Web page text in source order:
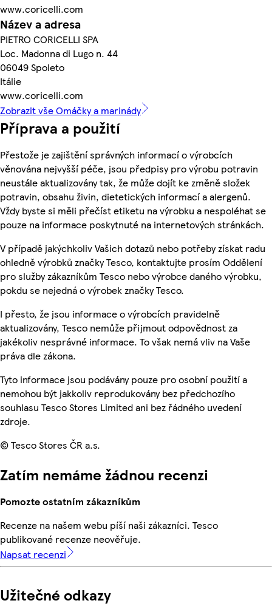
www.coricelli.com
Název a adresa
PIETRO CORICELLI SPA
Loc. Madonna di Lugo n. 44
06049 Spoleto
Itálie
www.coricelli.com
Zobrazit vše Omáčky a marinády
Příprava a použití
Přestože je zajištění správných informací o výrobcích
věnována nejvyšší péče, jsou předpisy pro výrobu potravin
neustále aktualizovány tak, že může dojít ke změně složek
potravin, obsahu živin, dietetických informací a alergenů.
Vždy byste si měli přečíst etiketu na výrobku a nespoléhat se
pouze na informace poskytnuté na internetových stránkách.
V případě jakýchkoliv Vašich dotazů nebo potřeby získat radu
ohledně výrobků značky Tesco, kontaktujte prosím Oddělení
pro služby zákazníkům Tesco nebo výrobce daného výrobku,
pokdu se nejedná o výrobek značky Tesco.
I přesto, že jsou informace o výrobcích pravidelně
aktualizovány, Tesco nemůže přijmout odpovědnost za
jakékoliv nesprávné informace. To však nemá vliv na Vaše
práva dle zákona.
Tyto informace jsou podávány pouze pro osobní použití a
nemohou být jakkoliv reprodukovány bez předchozího
souhlasu Tesco Stores Limited ani bez řádného uvedení
zdroje.
© Tesco Stores ČR a.s.
Zatím nemáme žádnou recenzi
Pomozte ostatním zákazníkům
Recenze na našem webu píší naši zákazníci. Tesco
publikované recenze neověřuje.
Napsat recenzi
Užitečné odkazy